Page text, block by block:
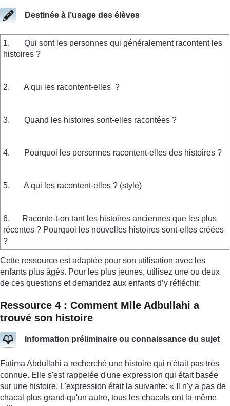
Destinée à l’usage des élèves
1. Qui sont les personnes qui généralement racontent les
histoires ?
2. A qui les racontent-elles ?
3. Quand les histoires sont-elles racontées ?
4. Pourquoi les personnes racontent-elles des histoires ?
5. A qui les racontent-elles ? (style)
6. Raconte-t-on tant les histoires anciennes que les plus
récentes ? Pourquoi les nouvelles histoires sont-elles créées
?
Cette ressource est adaptée pour son utilisation avec les
enfants plus âgés. Pour les plus jeunes, utilisez une ou deux
de ces questions et demandez aux enfants d’y réfléchir.
Ressource 4 : Comment Mlle Adbullahi a
trouvé son histoire
Information préliminaire ou connaissance du sujet
Fatima Abdullahi a recherché une histoire qui n'était pas très
connue. Elle s'est rappelée d'une expression qui était basée
sur une histoire. L'expression était la suivante: « Il n'y a pas de
chacal plus grand qu'un autre, tous les chacals ont la même